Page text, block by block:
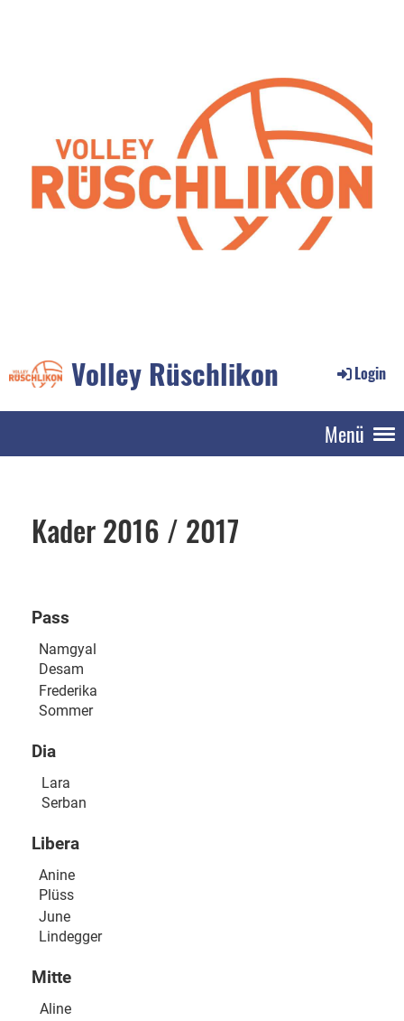
Volley Rüschlikon Login
Menü
Kader 2016 / 2017
Pass
Namgyal
Desam
Frederika
Sommer
Dia
Lara
Serban
Libera
Anine
Plüss
June
Lindegger
Mitte
Aline